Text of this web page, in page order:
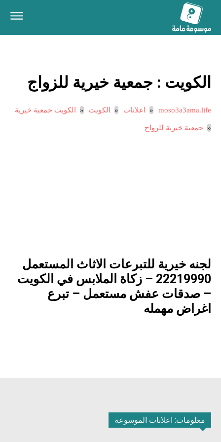
الكويت : جمعية خيرية للزواج
moso3a3ama.life اعلانات الكويت الكويت جمعية خيرية
جمعية خيرية للزواج
لجنه خيرية للتبرعات الاثاث المستعمل
22219990 – زكاة الملابس في الكويت
– صدقات عفش مستعمل – تبرع
اغراض مهمله
معلومات: اعلانات الموسوعة